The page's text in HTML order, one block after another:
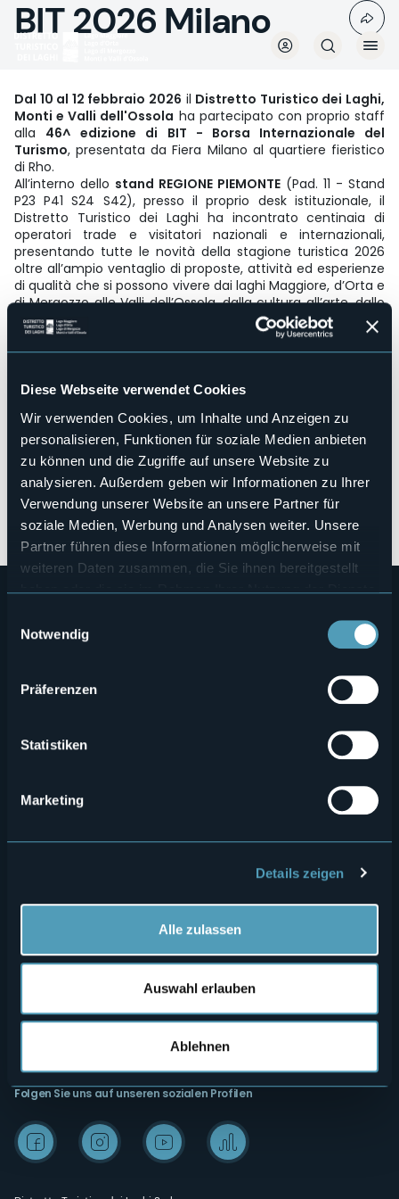
Diese Webseite verwendet Cookies
Wir verwenden Cookies, um Inhalte und Anzeigen zu
personalisieren, Funktionen für soziale Medien anbieten
zu können und die Zugriffe auf unsere Website zu
analysieren. Außerdem geben wir Informationen zu Ihrer
Verwendung unserer Website an unsere Partner für
soziale Medien, Werbung und Analysen weiter. Unsere
Partner führen diese Informationen möglicherweise mit
weiteren Daten zusammen, die Sie ihnen bereitgestellt
haben oder die sie im Rahmen Ihrer Nutzung der Dienste
Notwendig
Präferenzen
Statistiken
Marketing
Details zeigen
Alle zulassen
Auswahl erlauben
Ablehnen
Direkt
zum
BIT 2026 Milano
Dal 10 al 12 febbraio 2026 il Distretto Turistico dei Laghi,
Monti e Valli dell'Ossola ha partecipato con proprio staff
alla 46^ edizione di BIT - Borsa Internazionale del
Turismo, presentata da Fiera Milano al quartiere fieristico
di Rho.
All’interno dello stand REGIONE PIEMONTE (Pad. 11 - Stand
P23 P41 S24 S42), presso il proprio desk istituzionale, il
Distretto Turistico dei Laghi ha incontrato centinaia di
operatori trade e visitatori nazionali e internazionali,
presentando tutte le novità della stagione turistica 2026
oltre all’ampio ventaglio di proposte, attività ed esperienze
di qualità che si possono vivere dai laghi Maggiore, d’Orta e
di Mergozzo alle Valli dell’Ossola, dalla cultura all’arte, dallo
sport all’enogastronomia, dal ritmo lento all’autenticità,
dalla inclusione alla sostenibilità.
Presso l’area eventi dello stand regionale, nella mattinata
“Castelli, torri e mura. Luoghi d’antichi sguardi su laghi e
e arte alla scoperta del patrimonio storico-culturale
offerto dai principali luoghi dalle antiche origini: castelli,
torri, mura e borghi medievali. Ospiti del nostro spazio sono
state la relatrice e consigliera del Distretto Turistico dei
Laghi Elena Poletti con la Vicepresidente Vanessa Mineo.
In collaborazione con Regione Piemonte e Visit Piemonte
DMO
Menù
Wo sind wir?
Privacy
Cookie Policy
Erlebnisse
Kunst und Kultur
Mice
Media Room
Archiv "Laghi e Monti Today"
Credits
Folgen Sie uns auf unseren sozialen Profilen